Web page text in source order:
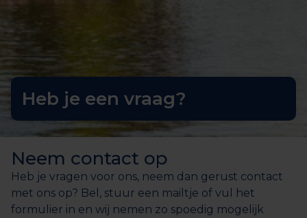
Heb je een vraag?
Neem contact op
Heb je vragen voor ons, neem dan gerust contact
met ons op? Bel, stuur een mailtje of vul het
formulier in en wij nemen zo spoedig mogelijk